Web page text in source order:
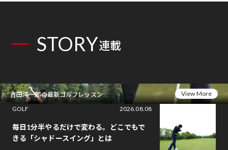
STORY連載
吉田洋一郎の最新ゴルフレッスン
View More
GOLF
2026.08.08
毎日1分半やるだけで変わる。どこでもで
きる「シャドースイング」とは